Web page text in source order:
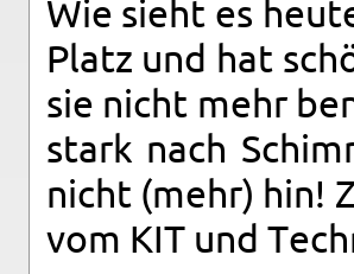
Wie sieht es
Platz und hat
sie nicht mehr
stark nach
nicht (mehr) hin!
vom KIT und